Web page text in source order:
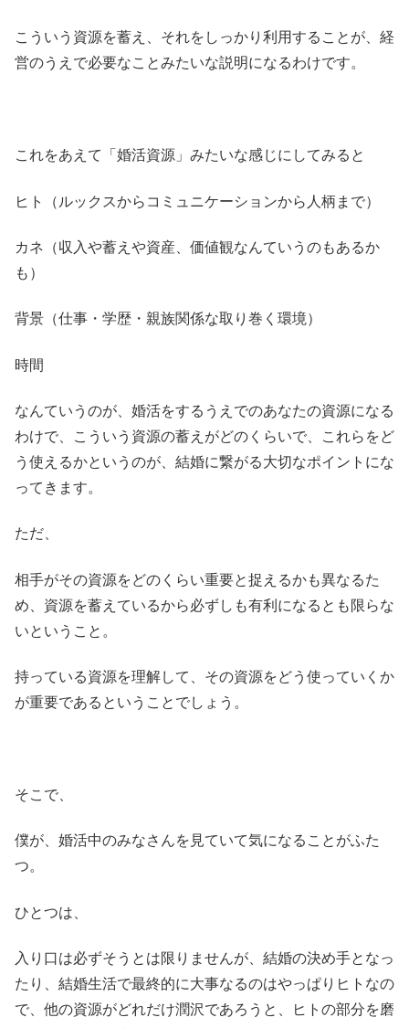
こういう資源を蓄え、それをしっかり利用することが、経
営のうえで必要なことみたいな説明になるわけです。
これをあえて「婚活資源」みたいな感じにしてみると
ヒト（ルックスからコミュニケーションから人柄まで）
カネ（収入や蓄えや資産、価値観なんていうのもあるか
も）
背景（仕事・学歴・親族関係な取り巻く環境）
時間
なんていうのが、婚活をするうえでのあなたの資源になる
わけで、こういう資源の蓄えがどのくらいで、これらをど
う使えるかというのが、結婚に繋がる大切なポイントにな
ってきます。
ただ、
相手がその資源をどのくらい重要と捉えるかも異なるた
め、資源を蓄えているから必ずしも有利になるとも限らな
いということ。
持っている資源を理解して、その資源をどう使っていくか
が重要であるということでしょう。
そこで、
僕が、婚活中のみなさんを見ていて気になることがふた
つ。
ひとつは、
入り口は必ずそうとは限りませんが、結婚の決め手となっ
たり、結婚生活で最終的に大事なるのはやっぱりヒトなの
で、他の資源がどれだけ潤沢であろうと、ヒトの部分を磨